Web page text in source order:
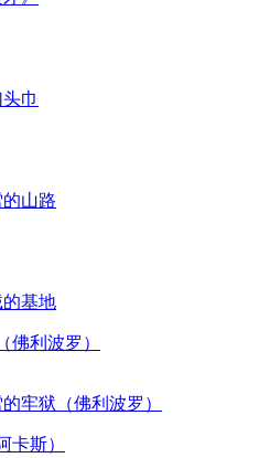
佛利波罗）
卡斯）